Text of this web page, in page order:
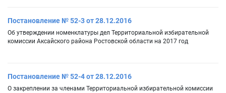
Постановление № 52-3 от 28.12.2016
Об утверждении номенклатуры дел Территориальной избирательной
комиссии Аксайского района Ростовской области на 2017 год
Постановление № 52-4 от 28.12.2016
О закреплении за членами Территориальной избирательной комиссии